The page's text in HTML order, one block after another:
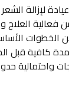
لإزالة الشعر
فعالية العلاج
كافية قبل
واحتمالية